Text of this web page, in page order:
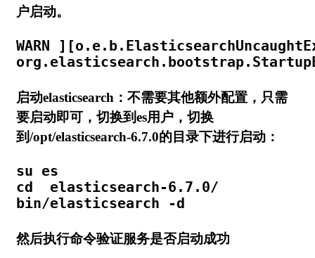
户启动。
WARN ]
org .elasticsearch .bootstrap.
启动elasticsearch：不需要其他额外配置，只需
要启动即可，切换到es用户，切换
到/opt/elasticsearch-6.7.0的目录下进行启动：
cd
  elasticsearch-6.7.0/
bin/elasticsearch -d
然后执行命令验证服务是否启动成功